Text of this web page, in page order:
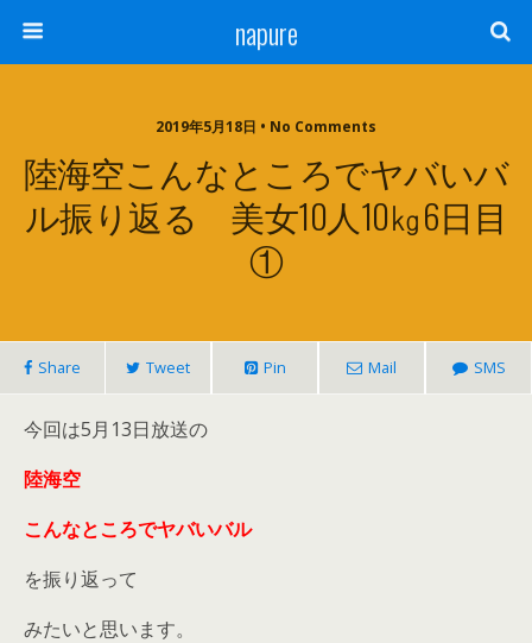
napure
2019年5月18日 • No Comments
陸海空こんなところでヤバいバ
ル振り返る 美女10人10㎏6日目
①
Share Tweet Pin Mail SMS
今回は5月13日放送の
陸海空
こんなところでヤバいバル
を振り返って
みたいと思います。